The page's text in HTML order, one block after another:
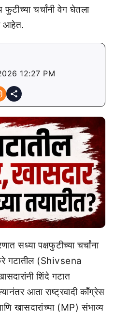
चर्चांनी वेग घेतला
आहेत.
12:27 PM
सध्या पक्षफुटीच्या चर्चांना
गटातील (Shivsena
शिंदे गटात
आता राष्ट्रवादी काँग्रेस
खासदारांच्या (MP) संभाव्य